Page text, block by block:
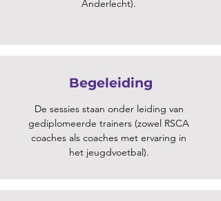
Anderlecht).
Begeleiding
De sessies staan onder leiding van
gediplomeerde trainers (zowel RSCA
coaches als coaches met ervaring in
het jeugdvoetbal).